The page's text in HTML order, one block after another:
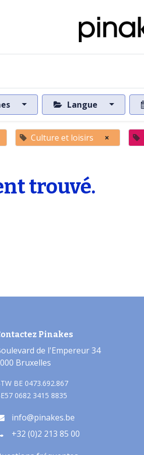
Langue
Culture et loisirs ×
trouvé.
Pinakes
de l'Empereur 34
Bruxelles
BE 0473.692.867
0682 3415 8835
info@pinakes.be
+32 (0)2 213 85 00